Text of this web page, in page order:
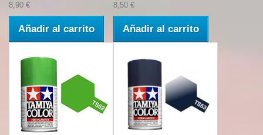
8,90 €
Añadir al carrito
8,50 €
Añadir al carrito